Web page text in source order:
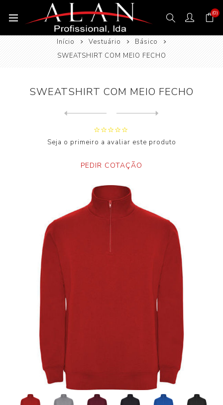
(0)
Início Vestuário
Básico
SWEATSHIRT COM MEIO FECHO
SWEATSHIRT COM MEIO FECHO
Seja o primeiro a avaliar este produto
PEDIR COTAÇÃO